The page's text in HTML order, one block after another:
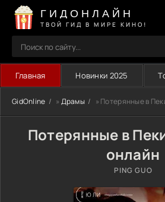
ГИДОНЛАЙН
ТВОЙ ГИД В МИРЕ КИНО!
Главная Новинки 2025
GidOnline » Драмы » Потерянные в
Потерянные в
онлайн
PING GUO